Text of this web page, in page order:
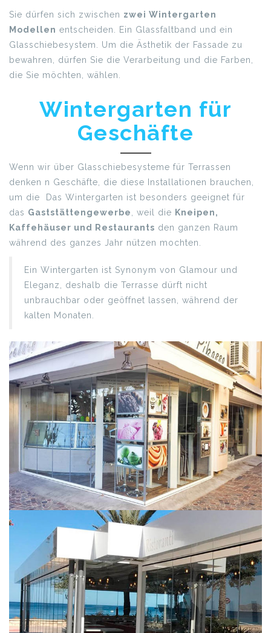
Sie dürfen sich zwischen zwei Wintergarten
Modellen entscheiden. Ein Glassfaltband und ein
Glasschiebesystem. Um die Ästhetik der Fassade zu
bewahren, dürfen Sie die Verarbeitung und die Farben,
die Sie möchten, wählen.
Wintergarten für
Geschäfte
Wenn wir über Glasschiebesysteme für Terrassen
denken n Geschäfte, die diese Installationen brauchen,
um die Das Wintergarten ist besonders geeignet für
das Gaststättengewerbe , weil die Kneipen,
Kaffehäuser und Restaurants den ganzen Raum
während des ganzes Jahr nützen mochten.
Ein Wintergarten ist Synonym von Glamour und
Eleganz, deshalb die Terrasse dürft nicht
unbrauchbar oder geöffnet lassen, während der
kalten Monaten.